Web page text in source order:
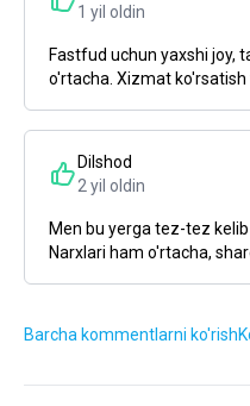
1 yil oldin
Fastfud uchun yaxshi joy,
o'rtacha. Xizmat ko'rsatish
Dilshod
2 yil oldin
Men bu yerga tez-tez
Narxlari ham o'rtacha,
Barcha kommentlarni ko'rish